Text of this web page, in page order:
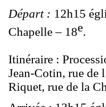
Départ : 12h15
Chapelle – 18e.
Itinéraire :
Jean-Cotin, rue de
Riquet, rue de la